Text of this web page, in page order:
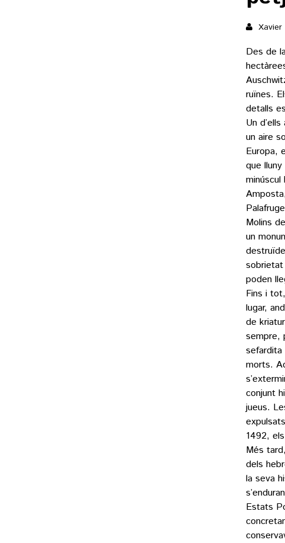
Xavier
Des de
ruïnes.
detalls
Un
un aire
Europa,
que
Molins
un
sobrietat
poden
Fins i
lugar,
de
sempre,
sefardita
morts.
conjunt
jueus.
1492,
Més
dels
la seva
Estats